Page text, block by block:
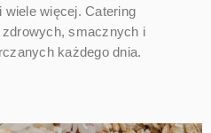
wiele więcej. Catering
smacznych i
każdego dnia.